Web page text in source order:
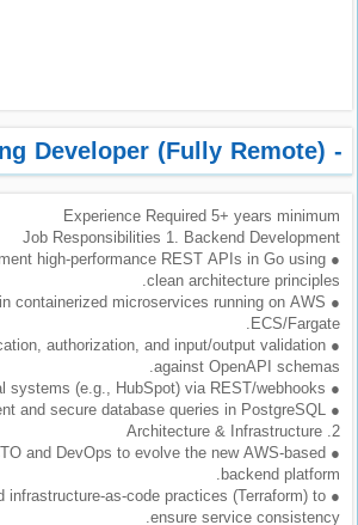
تصفح
الوظائف
وظائف
اليوم
وظائف
السعودية
اليوم
وظائف
مصر
اليوم
وظائف
حكومية
- Senior Golang Developer (Fully Remote)
Experience Required 5+ years minimum
Job Responsibilities 1. Backend Development
high-performance REST APIs in Go using
clean architecture principles.
containerized microservices running on AWS
ECS/Fargate.
authorization, and input/output validation
against OpenAPI schemas.
● Integrate external systems (e.g., HubSpot) via REST/webhooks.
● Write efficient and secure database queries in PostgreSQL.
2. Architecture & Infrastructure
and DevOps to evolve the new AWS-based
backend platform.
infrastructure-as-code practices (Terraform) to
ensure service consistency.